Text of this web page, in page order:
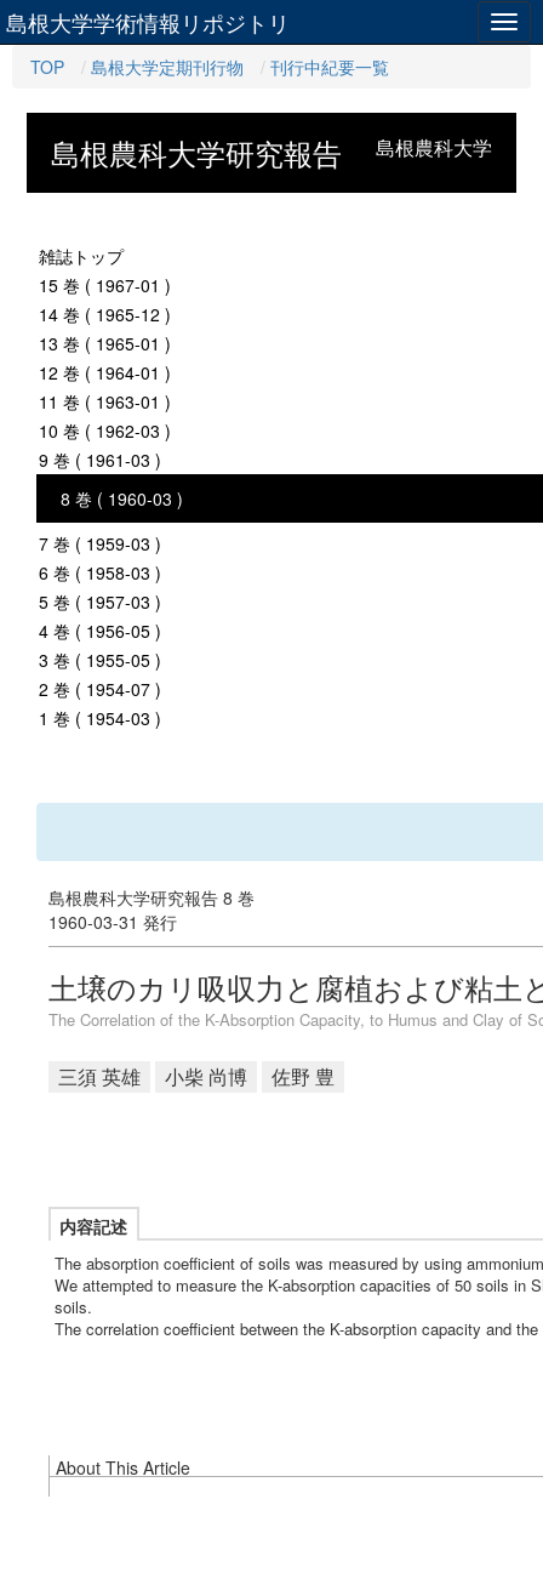
島根大学学術情報リポジトリ
TOP 島根大学定期刊行物 刊行中紀要一覧
島根農科大学
島根農科大学研究報告
雑誌トップ
15 巻 ( 1967-01 )
14 巻 ( 1965-12 )
13 巻 ( 1965-01 )
12 巻 ( 1964-01 )
11 巻 ( 1963-01 )
10 巻 ( 1962-03 )
9 巻 ( 1961-03 )
8 巻 ( 1960-03 )
7 巻 ( 1959-03 )
6 巻 ( 1958-03 )
5 巻 ( 1957-03 )
4 巻 ( 1956-05 )
3 巻 ( 1955-05 )
2 巻 ( 1954-07 )
1 巻 ( 1954-03 )
島根農科大学研究報告 8 巻
1960-03-31 発行
土壌のカリ吸収力と腐植および粘土
The Correlation of the K-Absorption Capacity, to Humus and Clay of
三須 英雄 小柴 尚博 佐野 豊
内容記述
The absorption coefficient of soils was measured by using
We attempted to measure the K-absorption capacities of 50 soils in
soils.
The correlation coefficient between the K-absorption capacity and
About This Article